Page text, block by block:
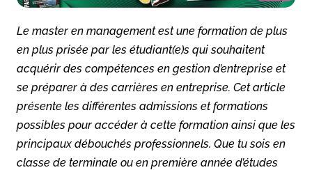
Le master en management est une formation de plus
en plus prisée par les étudiant(e)s qui souhaitent
acquérir des compétences en gestion d’entreprise et
se préparer à des carrières en entreprise. Cet article
présente les différentes admissions et formations
possibles pour accéder à cette formation ainsi que les
principaux débouchés professionnels. Que tu sois en
classe de terminale ou en première année d’études